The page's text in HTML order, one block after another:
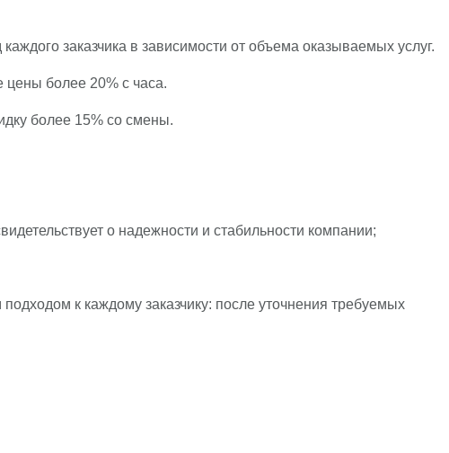
заказчика в зависимости от объема оказываемых услуг.
более 20% с часа.
более 15% со смены.
о надежности и стабильности компании;
к каждому заказчику: после уточнения требуемых